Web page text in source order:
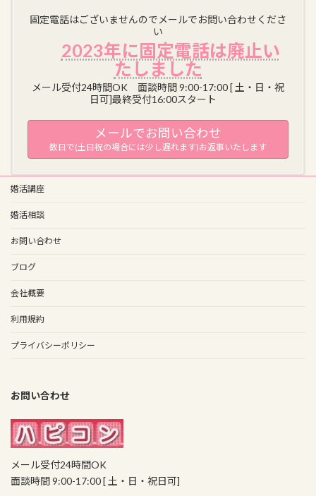
固定電話はございませんのでメールでお問い合わせくださ
い
2023年に固定電話は廃止い
たしました
メール受付24時間OK 面談時間 9:00-17:00 [ 土・日・祝
日可]最終受付16:00スタート
メールでお問い合わせ
数日で(土日祝の場合には少し遅れます)お返事いたします
婚活講座
婚活相談
お問い合わせ
ブログ
会社概要
利用規約
プライバシーポリシー
お問い合わせ
メール受付24時間OK
面談時間 9:00-17:00 [ 土・日・祝日可]